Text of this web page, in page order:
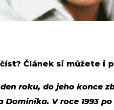
Článek si můžete i
roku, do jeho konce
Dominika. V roce 1993